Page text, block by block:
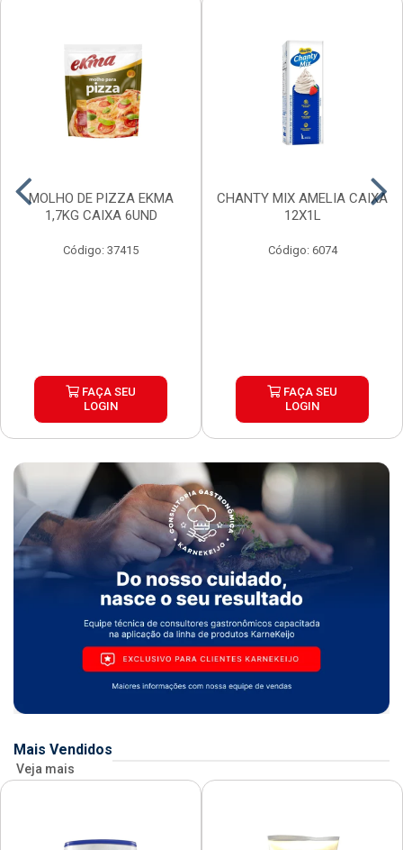
MOLHO DE PIZZA EKMA
1,7KG CAIXA 6UND
Código: 37415
FAÇA SEU
LOGIN
CHANTY MIX AMELIA CAIXA
12X1L
Código: 6074
FAÇA SEU
LOGIN
Mais Vendidos
Veja mais